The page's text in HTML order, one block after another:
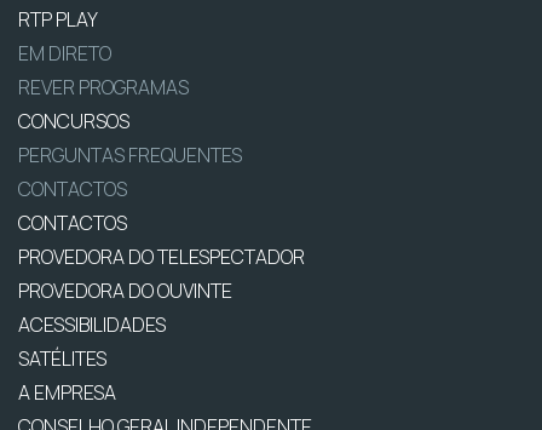
RTP PLAY
EM DIRETO
REVER PROGRAMAS
CONCURSOS
PERGUNTAS FREQUENTES
CONTACTOS
CONTACTOS
PROVEDORA DO TELESPECTADOR
PROVEDORA DO OUVINTE
ACESSIBILIDADES
SATÉLITES
A EMPRESA